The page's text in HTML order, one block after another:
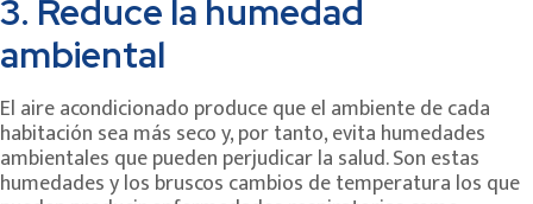
3. Reduce la humedad
ambiental
El aire acondicionado produce que el ambiente de cada
habitación sea más seco y, por tanto, evita humedades
ambientales que pueden perjudicar la salud. Son estas
humedades y los bruscos cambios de temperatura los que